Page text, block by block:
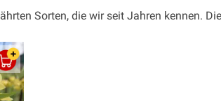
Sorten, die wir seit Jahren kennen.